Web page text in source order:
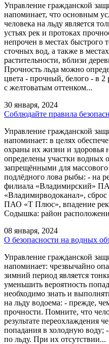
Управление гражданской
напоминает, что основным
человека на льду является
устьях рек и протоках
непрочен в местах
сточных вод, а также в
растительности, вблизи
Прочность льда можно
цвета - прочный, белого - в
с желтоватым оттенком...
30 января, 2024
Соблюдайте правила
Управление гражданской
напоминает: в целях
охраны их жизни и здоровья
определены участки водных
запрещёнными для
подлёдного лова рыбы: - на
филиала «Владимирский»
«Владимирводоканал»,
ПАО «Т Плюс», впадение
Содышка: район
08 января, 2024
О безопасности на водных
Управление гражданской
напоминает: чрезвычайно
зимний период является
уменьшить вероятность
необходимо знать и
на льду водоема: - прежде,
прочности. Помните, что
результате переохлаждения
попадания в холодную воду;
по льду. При их отсутствии...